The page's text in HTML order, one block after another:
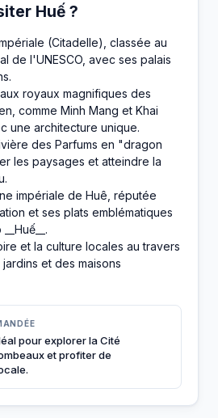
Huế ?
(Citadelle), classée au
de l'UNESCO, avec ses palais
royaux magnifiques des
comme Minh Mang et Khai
une architecture unique.
des Parfums en "dragon
les paysages et atteindre la
impériale de Huê, réputée
et ses plats emblématiques
et la culture locales au travers
et des maisons
pour explorer la Cité
et profiter de